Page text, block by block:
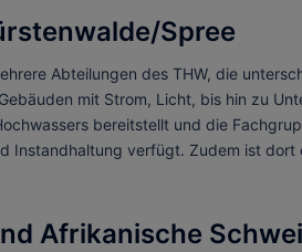
Spree
Abteilungen des THW, die
mit Strom, Licht, bis hin zu
bereitstellt und die
Instandhaltung verfügt. Zudem ist
Afrikanische